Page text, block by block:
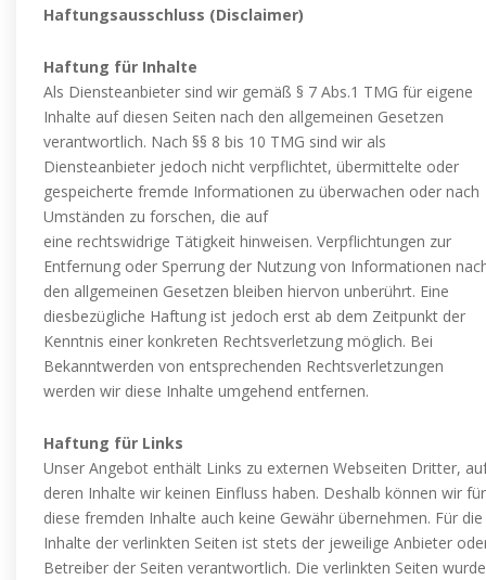
Haftungsausschluss (Disclaimer)
Haftung für Inhalte
Als Diensteanbieter sind wir gemäß § 7 Abs.1 TMG für eigene
Inhalte auf diesen Seiten nach den allgemeinen Gesetzen
verantwortlich. Nach §§ 8 bis 10 TMG sind wir als
Diensteanbieter jedoch nicht verpflichtet, übermittelte oder
gespeicherte fremde Informationen zu überwachen oder nach
Umständen zu forschen, die auf
eine rechtswidrige Tätigkeit hinweisen. Verpflichtungen zur
Entfernung oder Sperrung der Nutzung von Informationen
den allgemeinen Gesetzen bleiben hiervon unberührt. Eine
diesbezügliche Haftung ist jedoch erst ab dem Zeitpunkt der
Kenntnis einer konkreten Rechtsverletzung möglich. Bei
Bekanntwerden von entsprechenden Rechtsverletzungen
werden wir diese Inhalte umgehend entfernen.
Haftung für Links
Unser Angebot enthält Links zu externen Webseiten Dritter,
deren Inhalte wir keinen Einfluss haben. Deshalb können wir für
diese fremden Inhalte auch keine Gewähr übernehmen. Für die
Inhalte der verlinkten Seiten ist stets der jeweilige Anbieter
Betreiber der Seiten verantwortlich. Die verlinkten Seiten